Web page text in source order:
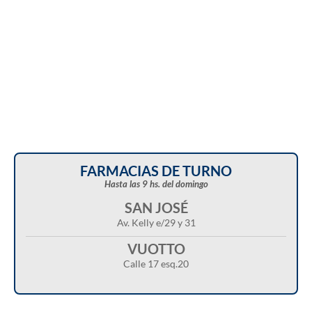
FARMACIAS DE TURNO
Hasta las 9 hs. del domingo
SAN JOSÉ
Av. Kelly e/29 y 31
VUOTTO
Calle 17 esq.20